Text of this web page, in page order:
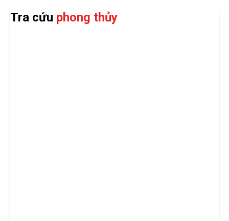
Tra cứu phong thủy